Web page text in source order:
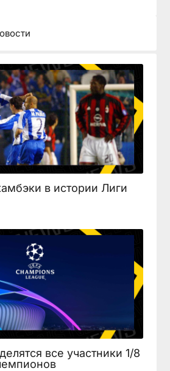
в истории Лиги
все участники 1/8